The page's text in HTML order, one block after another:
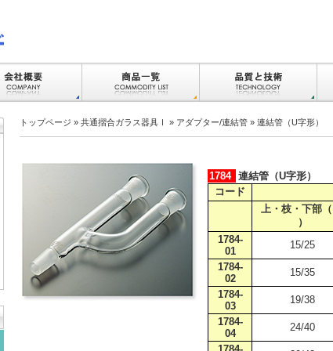
トップページ » 共通摺合ガラス器具Ⅰ » アダプター/連結管 » 連結管（U字形）
1784 連結管（U字形）
コード
上・枝・下部（
）
1784-
01
15/25
1784-
02
15/35
1784-
03
19/38
1784-
04
24/40